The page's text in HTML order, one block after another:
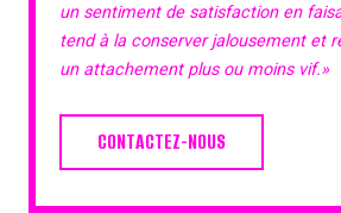
un sentiment de satisfaction en
tend à la conserver jalousement et
un attachement plus ou moins vif.»
CONTACTEZ-NOUS